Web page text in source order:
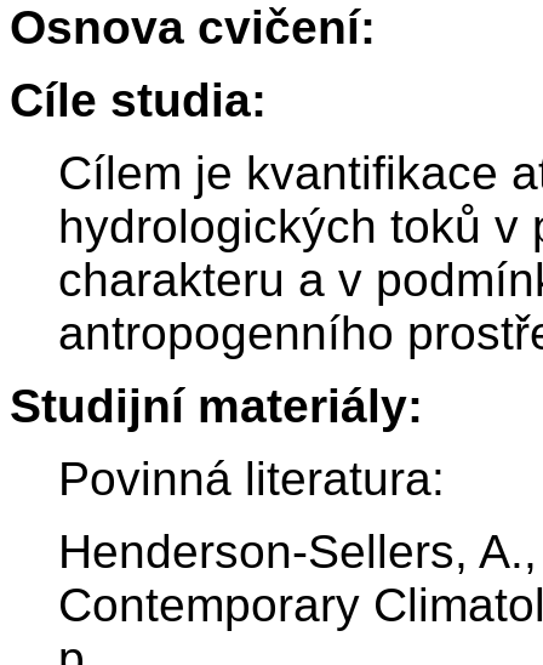
Osnova cvičení:
Cíle studia:
Cílem je kvantifikace
hydrologických toků
charakteru a v
antropogenního
Studijní materiály:
Povinná literatura:
Henderson-Sellers,
Contemporary